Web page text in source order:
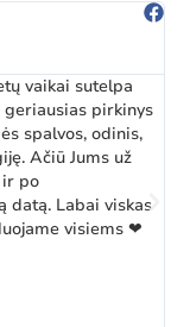
vaikai sutelpa
pirkinys
spalvos, odinis,
Ačiū Jums už
po
datą. Labai viskas
visiems ❤